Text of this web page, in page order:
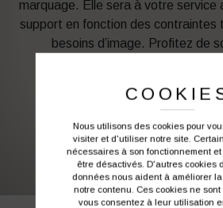
marquage. Elle sera à votre service
support en fonction des contraintes
besoins d’image. Profitez de
Vous souhaitez avoir plus
03 27 28 87 86
Nous utilisons des cookies pour
visiter et d'utiliser notre site.
nécessaires à son fonctionnement
être désactivés. D'autres cookies
données nous aident à améliorer
notre contenu. Ces cookies ne
vous consentez à leur utilisation